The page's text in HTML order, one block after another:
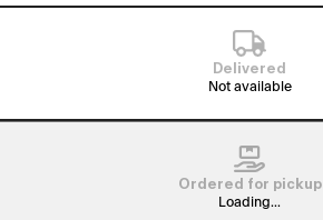
Delivered
Not available
Ordered for pickup
Loading...